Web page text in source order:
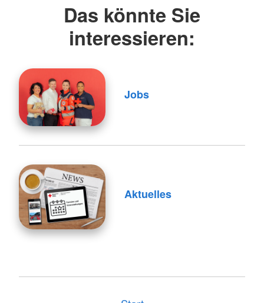
Das könnte Sie
interessieren:
Jobs
Aktuelles